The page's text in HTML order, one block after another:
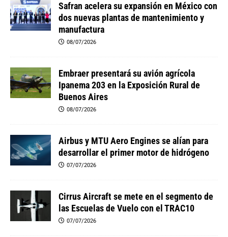
Safran acelera su expansión en México con
dos nuevas plantas de mantenimiento y
manufactura
08/07/2026
Embraer presentará su avión agrícola
Ipanema 203 en la Exposición Rural de
Buenos Aires
08/07/2026
Airbus y MTU Aero Engines se alían para
desarrollar el primer motor de hidrógeno
07/07/2026
Cirrus Aircraft se mete en el segmento de
las Escuelas de Vuelo con el TRAC10
07/07/2026